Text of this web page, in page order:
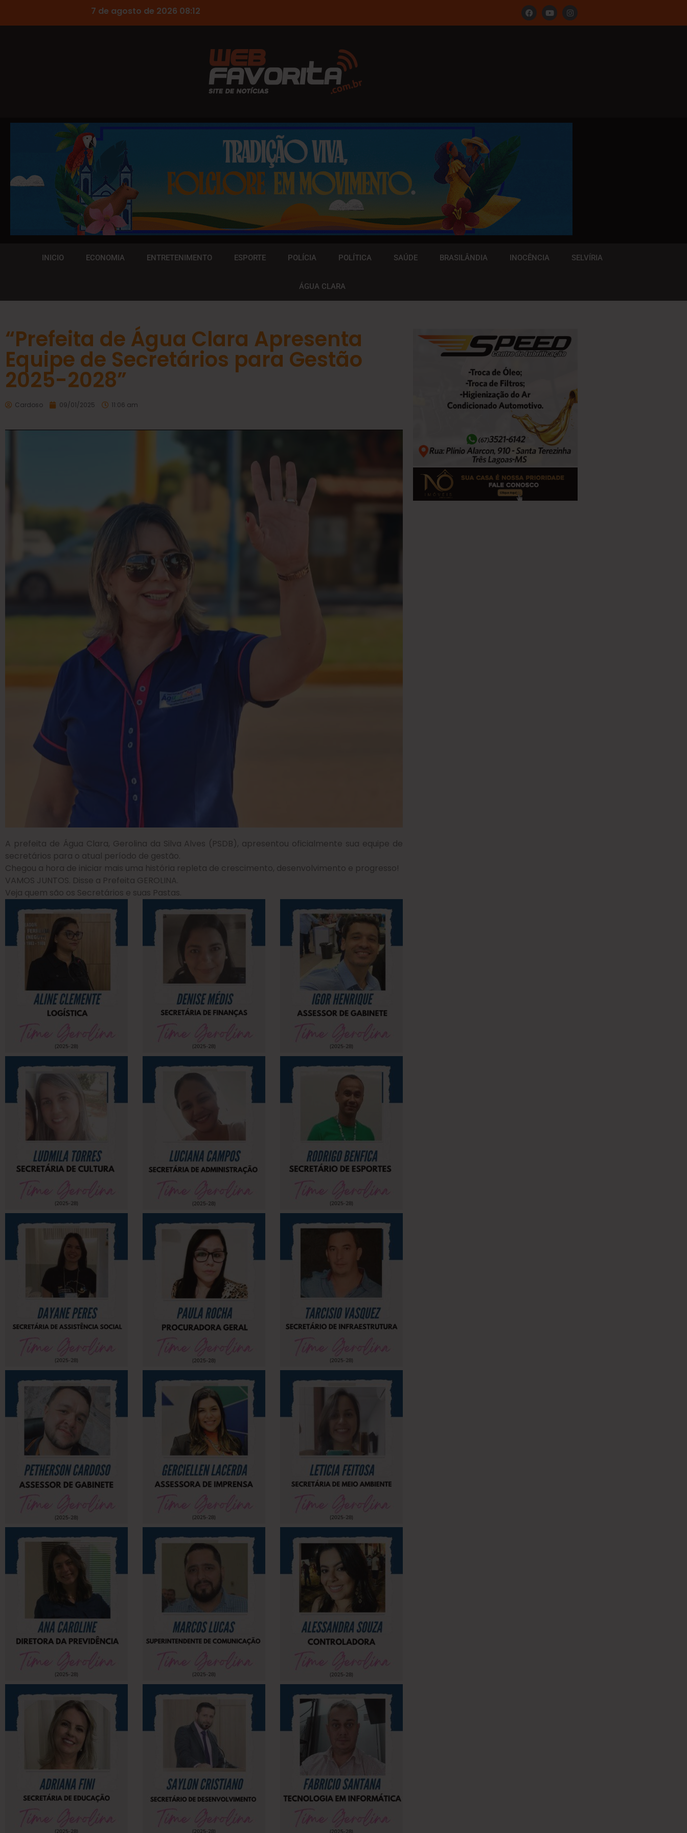
7 de agosto de 2026 08:12
INICIO ECONOMIA ENTRETENIMENTO ESPORTE POLÍCIA POLÍTICA SAÚDE BRASILÂNDIA INOCÊNCIA SELVÍRIA
ÁGUA CLARA
“Prefeita de Água Clara Apresenta
Equipe de Secretários para Gestão
2025-2028”
Cardoso 09/01/2025 11:06 am
A prefeita de Água Clara, Gerolina da Silva Alves (PSDB), apresentou oficialmente sua equipe de
secretários para o atual período de gestão.
Chegou a hora de iniciar mais uma história repleta de crescimento, desenvolvimento e progresso!
VAMOS JUNTOS. Disse a Prefeita GEROLINA.
Veja quem são os Secretários e suas Pastas.